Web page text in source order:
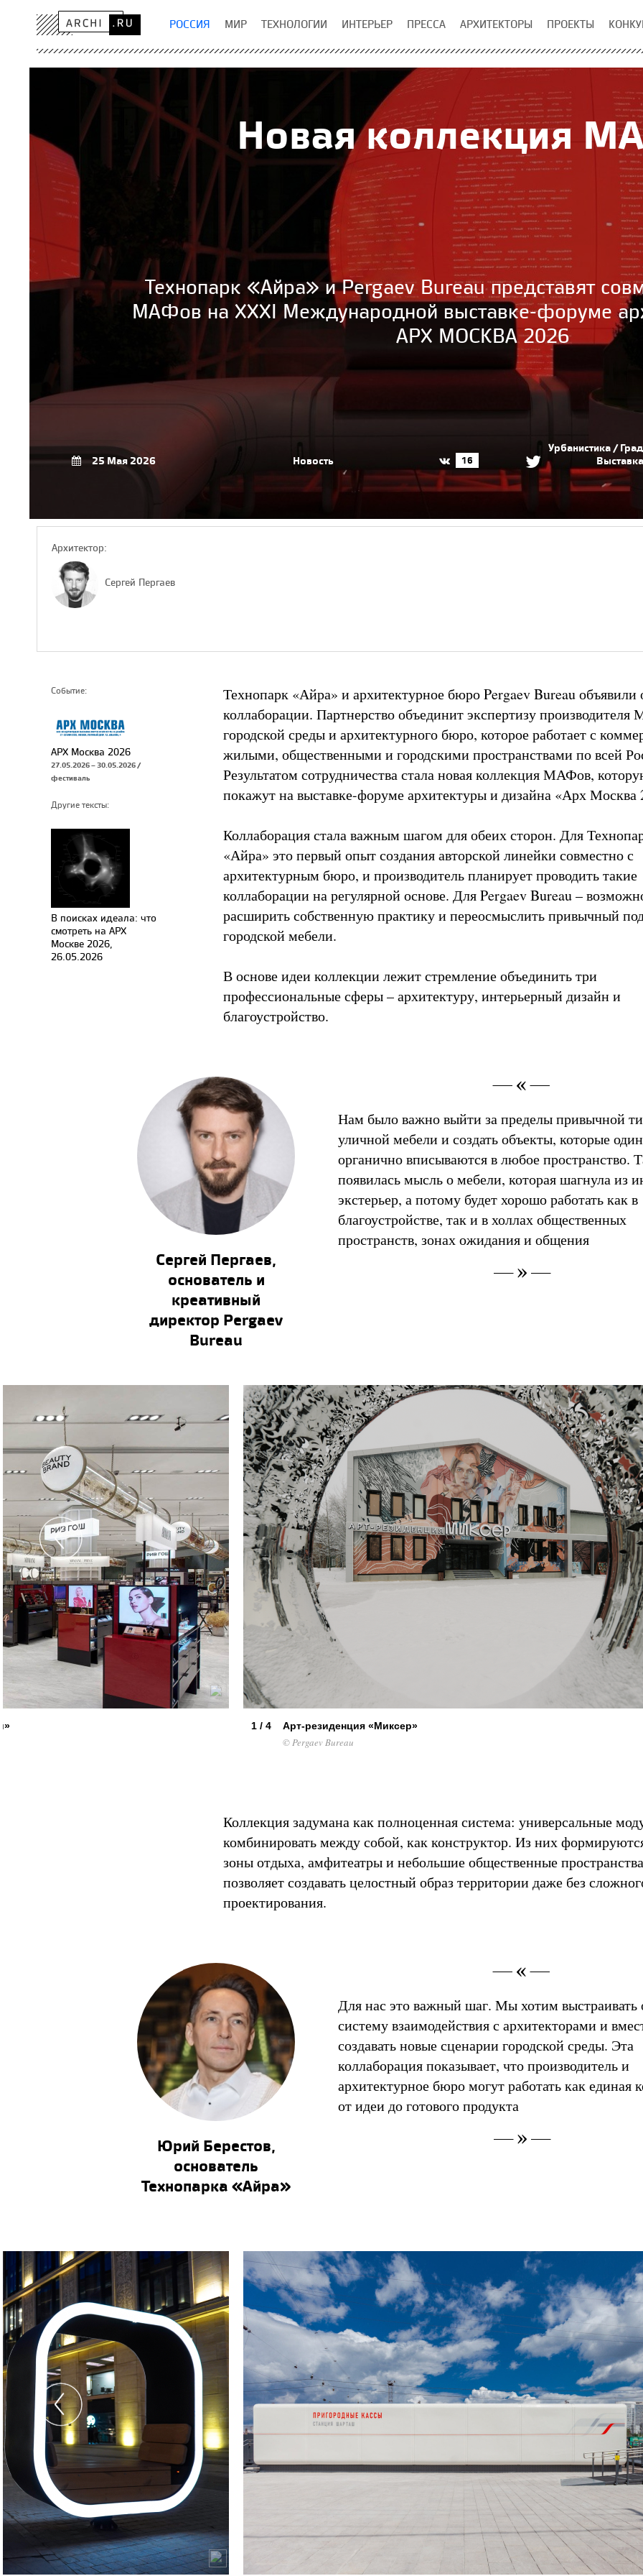
РОССИЯ МИР ТЕХНОЛОГИИ ИНТЕРЬЕР ПРЕССА АРХИТЕКТОРЫ ПРОЕКТЫ
Новая коллекция
Технопарк «Айра» и Pergaev Bureau представят
МАФов на XXXI Международной выставке-форуме
АРХ МОСКВА 2026
25 Мая 2026 Новость 16
Урбанистика /
Выставка
Архитектор:
Сергей Пергаев
Событие:
АРХ Москва 2026
27.05.2026 – 30.05.2026 /
фестиваль
Другие тексты:
В поисках идеала: что
смотреть на АРХ
Москве 2026,
26.05.2026
Технопарк «Айра» и архитектурное бюро Pergaev Bureau объявили
коллаборации. Партнерство объединит экспертизу
городской среды и архитектурного бюро, которое работает с
жилыми, общественными и городскими пространствами по всей
Результатом сотрудничества стала новая коллекция МАФов,
покажут на выставке-форуме архитектуры и дизайна «Арх Москва
Коллаборация стала важным шагом для обеих сторон. Для
«Айра» это первый опыт создания авторской линейки совместно с
архитектурным бюро, и производитель планирует проводить такие
коллаборации на регулярной основе. Для Pergaev Bureau –
расширить собственную практику и переосмыслить привычный
городской мебели.
В основе идеи коллекции лежит стремление объединить три
профессиональные сферы – архитектуру, интерьерный дизайн и
благоустройство.
Сергей Пергаев,
основатель и
креативный
директор Pergaev
Bureau
Нам было важно выйти за пределы привычной
уличной мебели и создать объекты, которые
органично вписываются в любое пространство.
появилась мысль о мебели, которая шагнула из
экстерьер, а потому будет хорошо работать как в
благоустройстве, так и в холлах общественных
пространств, зонах ожидания и общения
1 / 4 Арт-резиденция «Миксер»
© Pergaev Bureau
Коллекция задумана как полноценная система: универсальные
комбинировать между собой, как конструктор. Из них
зоны отдыха, амфитеатры и небольшие общественные
позволяет создавать целостный образ территории даже без
проектирования.
Юрий Берестов,
основатель
Технопарка «Айра»
Для нас это важный шаг. Мы хотим
систему взаимодействия с архитекторами и
создавать новые сценарии городской среды. Эта
коллаборация показывает, что производитель и
архитектурное бюро могут работать как единая
от идеи до готового продукта